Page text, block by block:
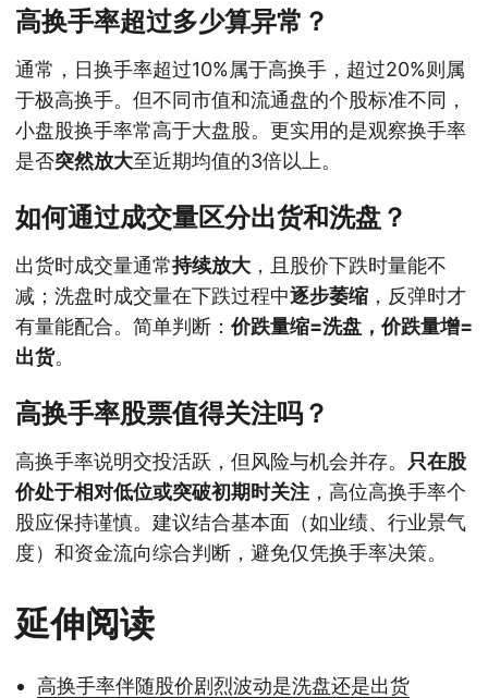
高换手率超过多少算异常？
通常，日换手率超过10%属于高换手，超过20%则属
于极高换手。但不同市值和流通盘的个股标准不同，
小盘股换手率常高于大盘股。更实用的是观察换手率
是否突然放大至近期均值的3倍以上。
如何通过成交量区分出货和洗盘？
出货时成交量通常持续放大 ，且股价下跌时量能不
减；洗盘时成交量在下跌过程中逐步萎缩 ，反弹时才
有量能配合。简单判断： 价跌量缩=洗盘，价跌量增=
出货。
高换手率股票值得关注吗？
高换手率说明交投活跃，但风险与机会并存。 只在股
价处于相对低位或突破初期时关注 ，高位高换手率个
股应保持谨慎。建议结合基本面（如业绩、行业景气
度）和资金流向综合判断，避免仅凭换手率决策。
延伸阅读
高换手率伴随股价剧烈波动是洗盘还是出货